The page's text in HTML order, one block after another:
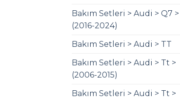
Bakım Setleri > Audi > Q7 >
(2016-2024)
Bakım Setleri > Audi > TT
Bakım Setleri > Audi > Tt >
(2006-2015)
Bakım Setleri > Audi > Tt >